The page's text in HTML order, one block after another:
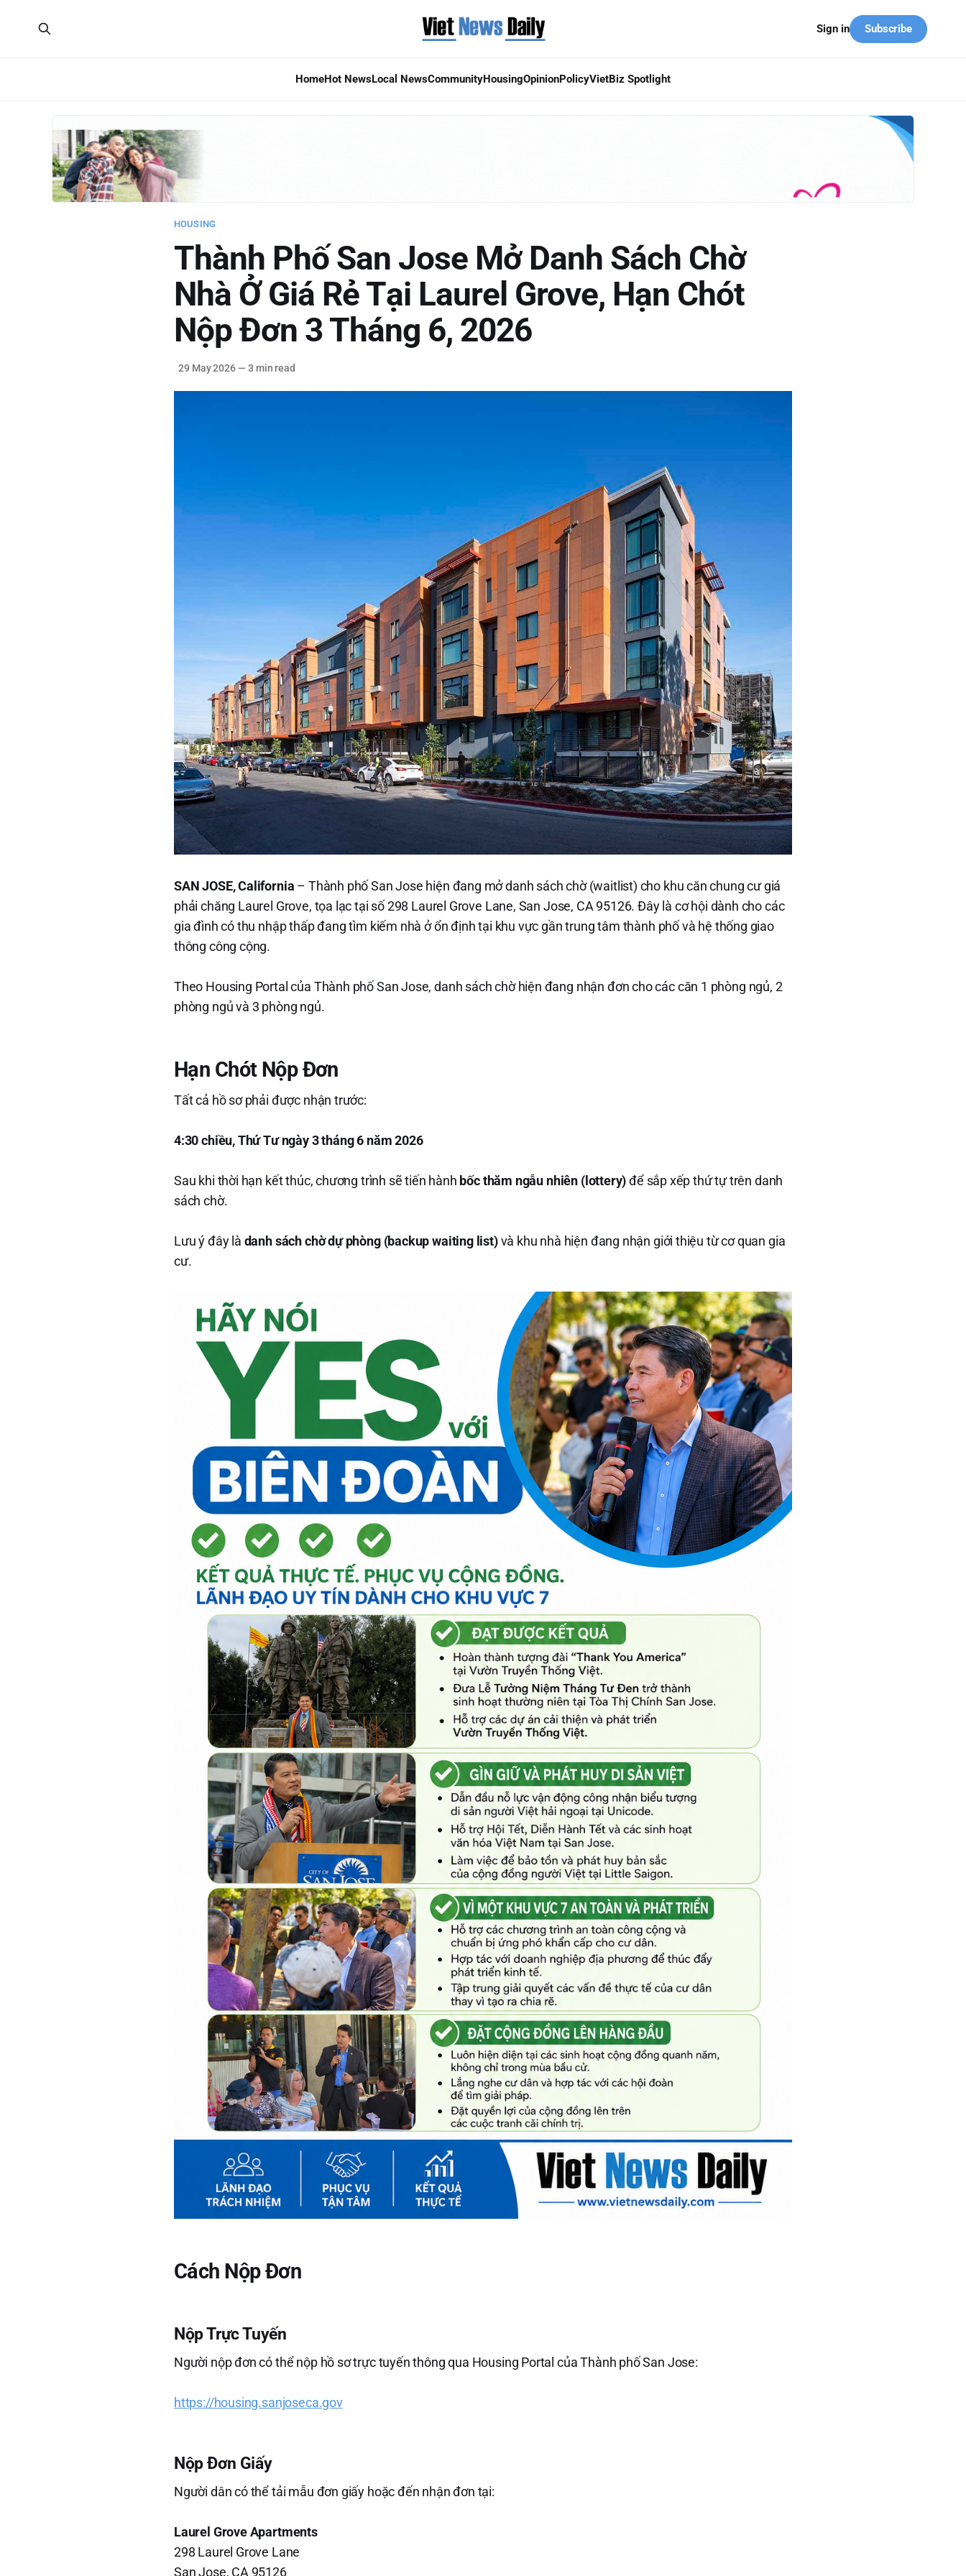
HomeHot NewsLocal NewsCommunityHousingOpinionPolicyVietBiz Spotlight
Sign in Subscribe
HOUSING
Thành Phố San Jose Mở Danh Sách Chờ
Nhà Ở Giá Rẻ Tại Laurel Grove, Hạn Chót
Nộp Đơn 3 Tháng 6, 2026
29 May 2026 — 3 min read
SAN JOSE, California – Thành phố San Jose hiện đang mở danh sách chờ (waitlist) cho khu căn chung cư giá
phải chăng Laurel Grove, tọa lạc tại số 298 Laurel Grove Lane, San Jose, CA 95126. Đây là cơ hội dành cho các
gia đình có thu nhập thấp đang tìm kiếm nhà ở ổn định tại khu vực gần trung tâm thành phố và hệ thống giao
thông công cộng.
Theo Housing Portal của Thành phố San Jose, danh sách chờ hiện đang nhận đơn cho các căn 1 phòng ngủ, 2
phòng ngủ và 3 phòng ngủ.
Hạn Chót Nộp Đơn
Tất cả hồ sơ phải được nhận trước:
4:30 chiều, Thứ Tư ngày 3 tháng 6 năm 2026
Sau khi thời hạn kết thúc, chương trình sẽ tiến hành bốc thăm ngẫu nhiên (lottery)để sắp xếp thứ tự trên danh
sách chờ.
Lưu ý đây là danh sách chờ dự phòng (backup waiting list)và khu nhà hiện đang nhận giới thiệu từ cơ quan gia
cư.
Cách Nộp Đơn
Nộp Trực Tuyến
Người nộp đơn có thể nộp hồ sơ trực tuyến thông qua Housing Portal của Thành phố San Jose:
https://housing.sanjoseca.gov
Nộp Đơn Giấy
Người dân có thể tải mẫu đơn giấy hoặc đến nhận đơn tại:
Laurel Grove Apartments
298 Laurel Grove Lane
San Jose, CA 95126